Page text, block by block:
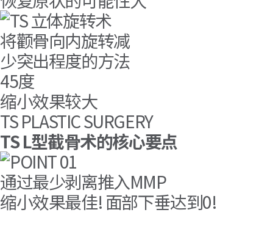
将颧骨向内旋转减
少突出程度的方法
45度
缩小效果较大
TS PLASTIC SURGERY
TS L型截骨术的核心要点
通过最少剥离推入MMP
缩小效果最佳! 面部下垂达到0!